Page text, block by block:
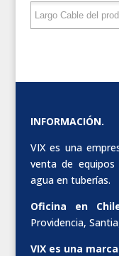
INFORMACIÓN.
VIX es una
venta de
agua en tuberías.
Oficina en
Providencia,
VIX es una marca